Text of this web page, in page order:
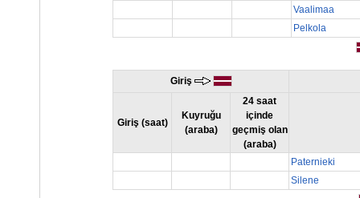
Vaalimaa
Pelkola
Giriş
Giriş (saat)
Kuyruğu
(araba)
24 saat
içinde
geçmiş olan
(araba)
Paternieki
Silene